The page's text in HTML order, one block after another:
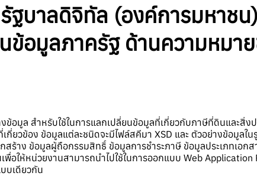
บาลดิจิทัล (องค์การมหาชน
ข้อมูลภาครัฐ ด้านความหมา
มูล สำหรับใช้ในการแลกเปลี่ยนข้อมูลที่เกี่ยวกับภาษีที่ดินและสิ่ง
กี่ยวข้อง ข้อมูลแต่ละชนิดจะมีไฟล์สคีมา XSD และ ตัวอย่างข้อมูลใ
ร้าง ข้อมูลผู้ถือกรรมสิทธิ์ ข้อมูลการชําระภาษี ข้อมูลประเภทเอ
ให้หน่วยงานสามารถนำไปใช้ในการออกแบบ Web
บเดียวกัน